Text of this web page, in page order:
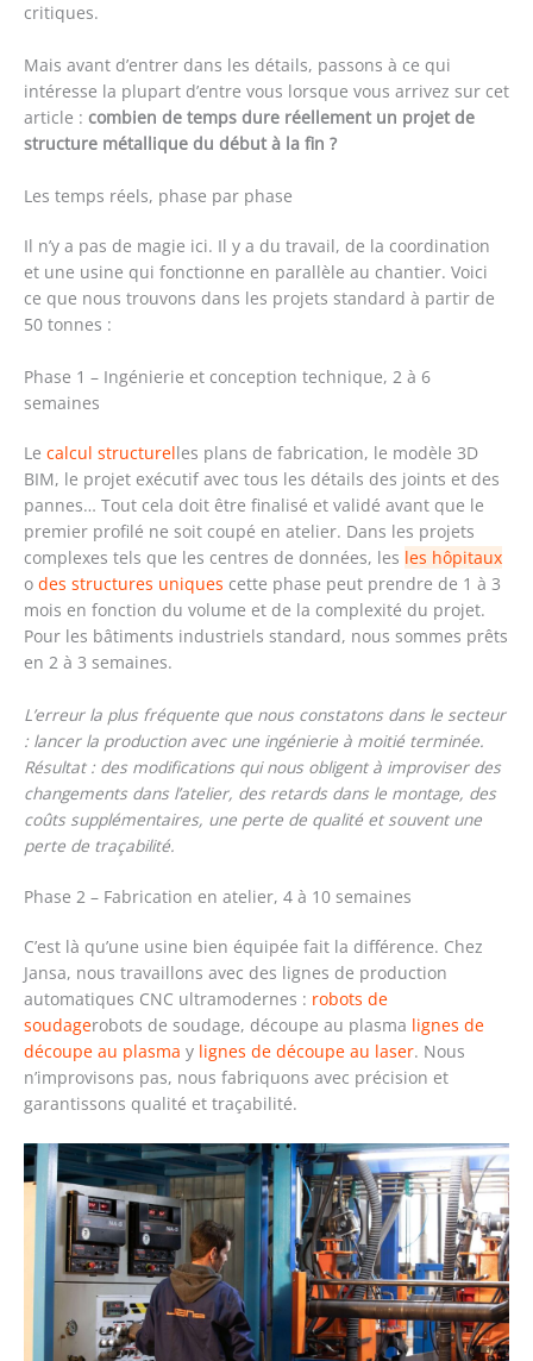
critiques.
Mais avant d’entrer dans les détails, passons à ce qui
intéresse la plupart d’entre vous lorsque vous arrivez sur cet
article : combien de temps dure réellement un projet de
structure métallique du début à la fin ?
Les temps réels, phase par phase
Il n’y a pas de magie ici. Il y a du travail, de la coordination
et une usine qui fonctionne en parallèle au chantier. Voici
ce que nous trouvons dans les projets standard à partir de
50 tonnes :
Phase 1 – Ingénierie et conception technique, 2 à 6
semaines
Le calcul structurelles plans de fabrication, le modèle 3D
BIM, le projet exécutif avec tous les détails des joints et des
pannes… Tout cela doit être finalisé et validé avant que le
premier profilé ne soit coupé en atelier. Dans les projets
complexes tels que les centres de données, les les hôpitaux
o des structures uniques cette phase peut prendre de 1 à 3
mois en fonction du volume et de la complexité du projet.
Pour les bâtiments industriels standard, nous sommes prêts
en 2 à 3 semaines.
L’erreur la plus fréquente que nous constatons dans le secteur
: lancer la production avec une ingénierie à moitié terminée.
Résultat : des modifications qui nous obligent à improviser des
changements dans l’atelier, des retards dans le montage, des
coûts supplémentaires, une perte de qualité et souvent une
perte de traçabilité.
Phase 2 – Fabrication en atelier, 4 à 10 semaines
C’est là qu’une usine bien équipée fait la différence. Chez
Jansa, nous travaillons avec des lignes de production
automatiques CNC ultramodernes : robots de
soudagerobots de soudage, découpe au plasma lignes de
découpe au plasma y lignes de découpe au laser. Nous
n’improvisons pas, nous fabriquons avec précision et
garantissons qualité et traçabilité.